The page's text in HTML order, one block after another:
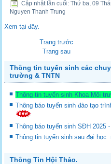
Cập nhật lần cuối: Thứ ba, 09
Nguyen Thanh Trung
Xem tại đây.
Trang trước
Trang sau
Thông tin tuyển sinh các
trường & TNTN
Thông tin tuyển sinh Khoa Môi
Thông báo tuyển sinh đào tạo
Thông báo tuyển sinh SĐH 2025
Thông tin tuyển sinh sau đại học
Thông Tin Hội Thảo.